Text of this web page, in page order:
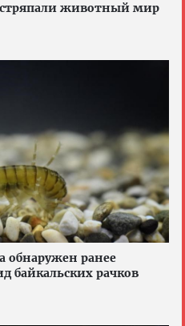
животный мир
обнаружен ранее
байкальских рачков